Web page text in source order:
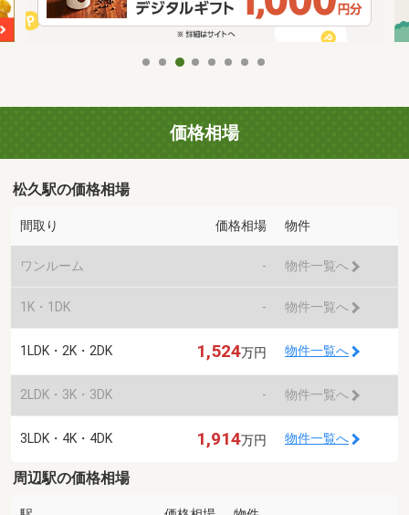
価格相場
松久駅の価格相場
間取り 価格相場 物件
ワンルーム - 物件一覧へ
1K・1DK - 物件一覧へ
1LDK・2K・2DK 1,524万円 物件一覧へ
2LDK・3K・3DK - 物件一覧へ
3LDK・4K・4DK 1,914万円 物件一覧へ
周辺駅の価格相場